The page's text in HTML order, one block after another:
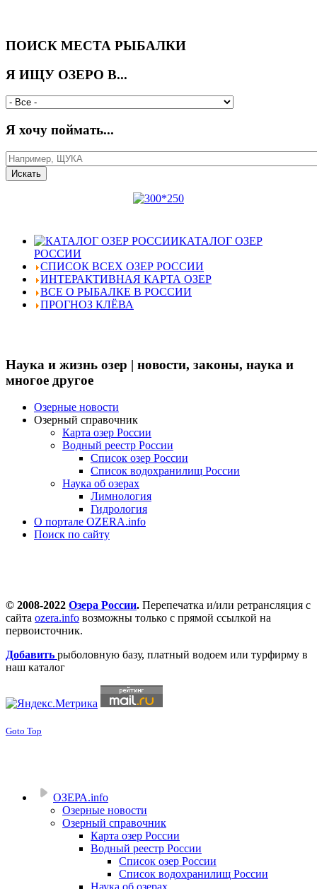
ПОИСК МЕСТА РЫБАЛКИ
Я ИЩУ ОЗЕРО В...
Я хочу поймать...
КАТАЛОГ ОЗЕР
РОССИИ
СПИСОК ВСЕХ ОЗЕР РОССИИ
ИНТЕРАКТИВНАЯ КАРТА ОЗЕР
ВСЕ О РЫБАЛКЕ В РОССИИ
ПРОГНОЗ КЛЁВА
Наука и жизнь озер | новости, законы, наука и
многое другое
Озерные новости
Озерный справочник
Карта озер России
Водный реестр России
Список озер России
Список водохранилищ России
Наука об озерах
Лимнология
Гидрология
О портале OZERA.info
Поиск по сайту
© 2008-2022 Озера России. Перепечатка и/или ретрансляция с
сайта ozera.info возможны только с прямой ссылкой на
первоисточник.
Добавить рыболовную базу, платный водоем или турфирму в
наш каталог
Goto Top
ОЗЕРА.info
Озерные новости
Озерный справочник
Карта озер России
Водный реестр России
Список озер России
Список водохранилищ России